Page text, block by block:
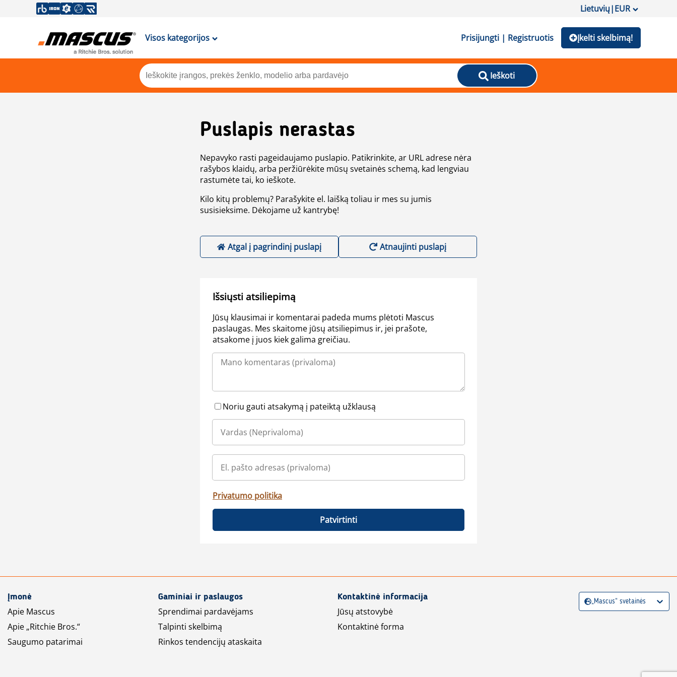
Lietuvių|EUR
Visos kategorijos Prisijungti | Registruotis Įkelti skelbimą!
Ieškoti
Puslapis nerastas
Nepavyko rasti pageidaujamo puslapio. Patikrinkite, ar URL adrese nėra
rašybos klaidų, arba peržiūrėkite mūsų svetainės schemą, kad lengviau
rastumėte tai, ko ieškote.
Kilo kitų problemų? Parašykite el. laišką toliau ir mes su jumis
susisieksime. Dėkojame už kantrybę!
Atgal į pagrindinį puslapį Atnaujinti puslapį
Išsiųsti atsiliepimą
Jūsų klausimai ir komentarai padeda mums plėtoti Mascus
paslaugas. Mes skaitome jūsų atsiliepimus ir, jei prašote,
atsakome į juos kiek galima greičiau.
Noriu gauti atsakymą į pateiktą užklausą
Privatumo politika
Patvirtinti
Įmonė
Apie Mascus
Apie „Ritchie Bros.“
Saugumo patarimai
Gaminiai ir paslaugos
Sprendimai pardavėjams
Talpinti skelbimą
Rinkos tendencijų ataskaita
Kontaktinė informacija
Jūsų atstovybė
Kontaktinė forma
„Mascus“ svetainės